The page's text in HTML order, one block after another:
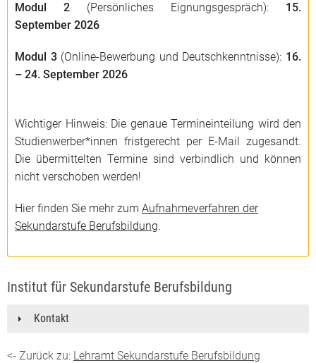
Modul 2 (Persönliches Eignungsgespräch): 15.
September 2026
Modul 3 (Online-Bewerbung und Deutschkenntnisse): 16.
– 24. September 2026
Wichtiger Hinweis: Die genaue Termineinteilung wird den
Studienwerber*innen fristgerecht per E-Mail zugesandt.
Die übermittelten Termine sind verbindlich und können
nicht verschoben werden!
Hier finden Sie mehr zum Aufnahmeverfahren der
Sekundarstufe Berufsbildung.
Institut für Sekundarstufe Berufsbildung
Kontakt
<- Zurück zu: Lehramt Sekundarstufe Berufsbildung